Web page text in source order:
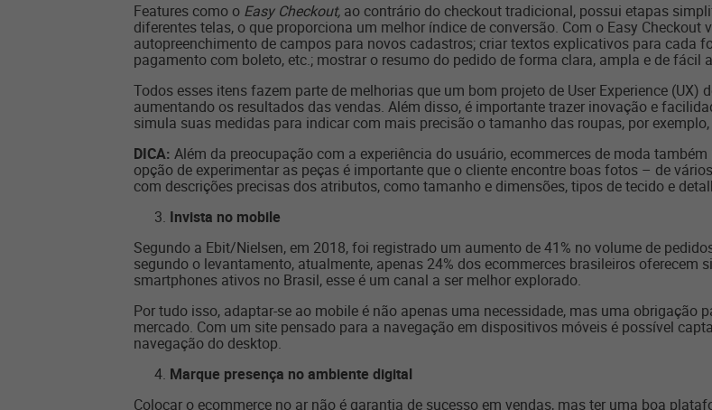
Features como o Easy Checkout, ao contrário do checkout tradicional, possui etapas
diferentes telas, o que proporciona um melhor índice de conversão. Com o Easy
autopreenchimento de campos para novos cadastros; criar textos explicativos para cada
pagamento com boleto, etc.; mostrar o resumo do pedido de forma clara, ampla e de fácil
Todos esses itens fazem parte de melhorias que um bom projeto de User Experience (UX)
aumentando os resultados das vendas. Além disso, é importante trazer inovação e
simula suas medidas para indicar com mais precisão o tamanho das roupas, por
DICA: Além da preocupação com a experiência do usuário, ecommerces de moda
opção de experimentar as peças é importante que o cliente encontre boas fotos – de
com descrições precisas dos atributos, como tamanho e dimensões, tipos de tecido e
Invista no mobile
Segundo a Ebit/Nielsen, em 2018, foi registrado um aumento de 41% no volume de
segundo o levantamento, atualmente, apenas 24% dos ecommerces brasileiros oferecem
smartphones ativos no Brasil, esse é um canal a ser melhor explorado.
Por tudo isso, adaptar-se ao mobile é não apenas uma necessidade, mas uma obrigação
mercado. Com um site pensado para a navegação em dispositivos móveis é possível
navegação do desktop.
Marque presença no ambiente digital
Colocar o ecommerce no ar não é garantia de sucesso em vendas, mas ter uma boa